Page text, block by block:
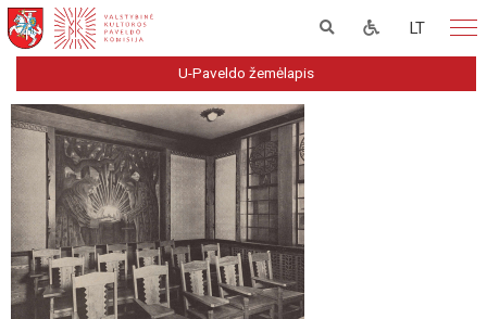
LT
U-Paveldo žemėlapis